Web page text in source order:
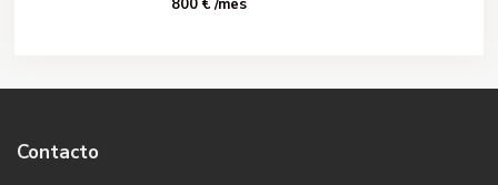
800 €/mes
Contacto